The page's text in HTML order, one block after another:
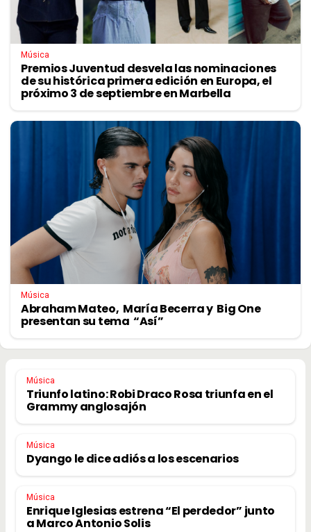
Música
Premios Juventud desvela las nominaciones
de su histórica primera edición en Europa, el
próximo 3 de septiembre en Marbella
Música
Abraham Mateo, María Becerra y Big One
presentan su tema “Así”
Música
Triunfo latino: Robi Draco Rosa triunfa en el
Grammy anglosajón
Música
Dyango le dice adiós a los escenarios
Música
Enrique Iglesias estrena “El perdedor” junto
a Marco Antonio Solis